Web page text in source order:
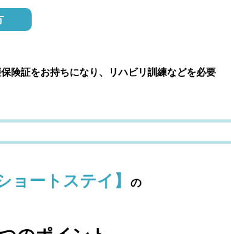
険証をお持ちになり、リハビリ訓練などを必要
ョートステイ】 の